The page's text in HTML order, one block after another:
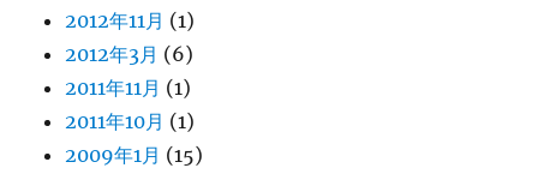
2012年11月 (1)
2012年3月 (6)
2011年11月 (1)
2011年10月 (1)
2009年1月 (15)